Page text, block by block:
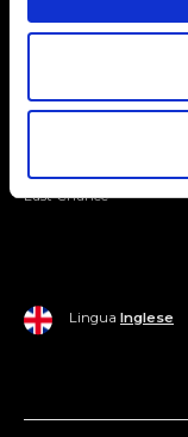
Mondo Ripani
Uomo
Last Chance
Lingua Inglese